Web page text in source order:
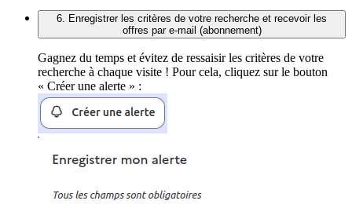
6. Enregistrer les critères de votre recherche et recevoir les
offres par e-mail (abonnement)
Gagnez du temps et évitez de ressaisir les critères de votre
recherche à chaque visite ! Pour cela, cliquez sur le bouton
« Créer une alerte » :